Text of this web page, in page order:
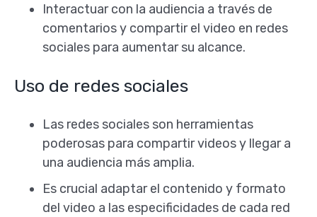
Interactuar con la audiencia a través de
comentarios y compartir el video en redes
sociales para aumentar su alcance.
Uso de redes sociales
Las redes sociales son herramientas
poderosas para compartir videos y llegar a
una audiencia más amplia.
Es crucial adaptar el contenido y formato
del video a las especificidades de cada red